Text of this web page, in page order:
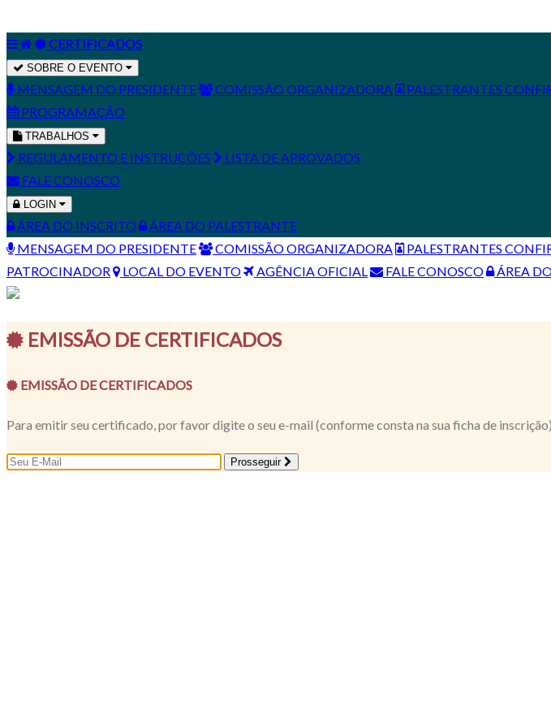
CERTIFICADOS
SOBRE O EVENTO
MENSAGEM DO PRESIDENTE COMISSÃO ORGANIZADORA PALESTRANTES
PROGRAMAÇÃO
TRABALHOS
REGULAMENTO E INSTRUÇÕES
LISTA DE APROVADOS
FALE CONOSCO
LOGIN
ÁREA DO INSCRITO
ÁREA DO PALESTRANTE
MENSAGEM DO PRESIDENTE
COMISSÃO ORGANIZADORA PALESTRANTES
PATROCINADOR
LOCAL DO EVENTO AGÊNCIA OFICIAL FALE CONOSCO ÁREA
EMISSÃO DE CERTIFICADOS
EMISSÃO DE CERTIFICADOS
Para emitir seu certificado, por favor digite o seu e-mail (conforme consta na sua ficha de
Prosseguir